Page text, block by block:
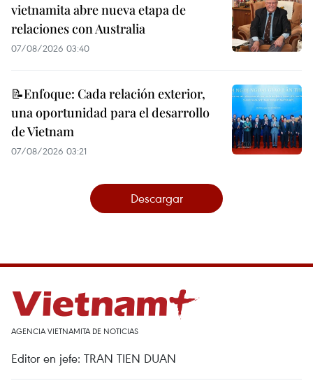
vietnamita abre nueva etapa de
relaciones con Australia
07/08/2026 03:40
📝Enfoque: Cada relación exterior,
una oportunidad para el desarrollo
de Vietnam
07/08/2026 03:21
Descargar
AGENCIA VIETNAMITA DE NOTICIAS
Editor en jefe: TRAN TIEN DUAN